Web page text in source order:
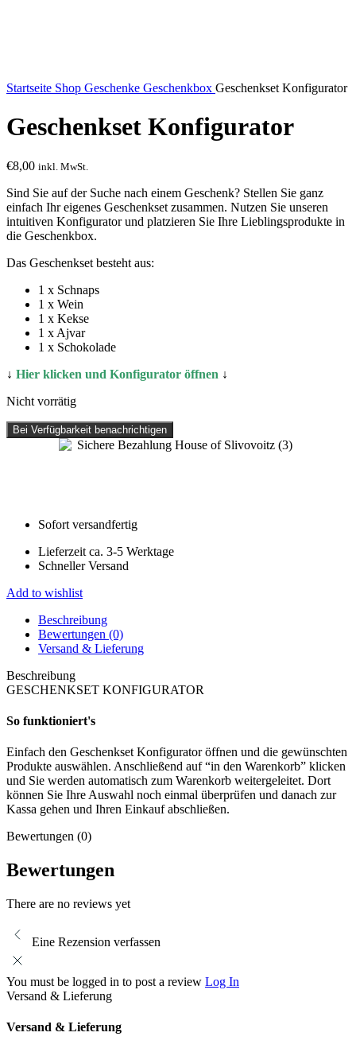
Startseite Shop Geschenke Geschenkbox Geschenkset Konfigurator
Geschenkset Konfigurator
€8,00 inkl. MwSt.
Sind Sie auf der Suche nach einem Geschenk? Stellen Sie ganz
einfach Ihr eigenes Geschenkset zusammen. Nutzen Sie unseren
intuitiven Konfigurator und platzieren Sie Ihre Lieblingsprodukte in
die Geschenkbox.
Das Geschenkset besteht aus:
1 x Schnaps
1 x Wein
1 x Kekse
1 x Ajvar
1 x Schokolade
↓ Hier klicken und Konfigurator öffnen ↓
Nicht vorrätig
Bei Verfügbarkeit benachrichtigen
Sofort versandfertig
Lieferzeit ca. 3-5 Werktage
Schneller Versand
Add to wishlist
Beschreibung
Bewertungen (0)
Versand & Lieferung
Beschreibung
GESCHENKSET KONFIGURATOR
So funktioniert's
Einfach den Geschenkset Konfigurator öffnen und die gewünschten
Produkte auswählen. Anschließend auf “in den Warenkorb” klicken
und Sie werden automatisch zum Warenkorb weitergeleitet. Dort
können Sie Ihre Auswahl noch einmal überprüfen und danach zur
Kassa gehen und Ihren Einkauf abschließen.
Bewertungen (0)
Bewertungen
There are no reviews yet
Eine Rezension verfassen
You must be logged in to post a review Log In
Versand & Lieferung
Versand & Lieferung